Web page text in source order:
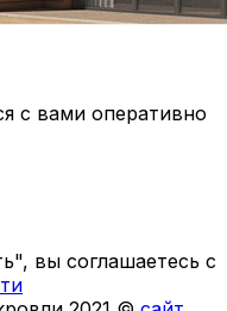
с вами оперативно
вы соглашаетесь с